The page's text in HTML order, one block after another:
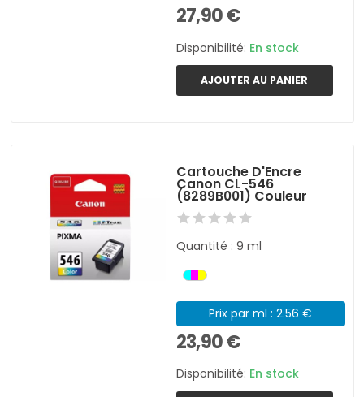
27,90 €
Disponibilité: En stock
AJOUTER AU PANIER
Cartouche D'Encre
Canon CL-546
(8289B001) Couleur
Quantité : 9 ml
Prix par ml : 2.56 €
23,90 €
Disponibilité: En stock